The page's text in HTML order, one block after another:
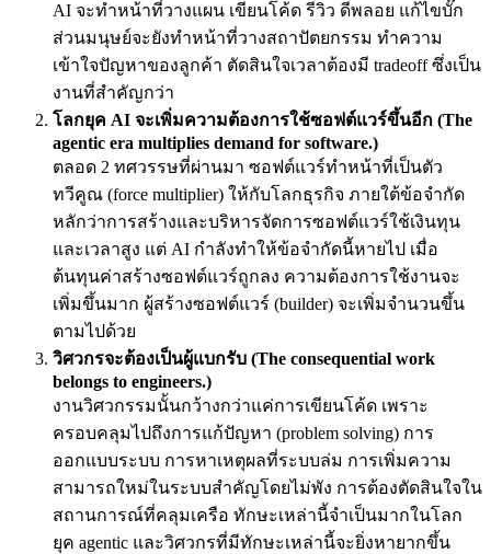
AI จะทำหน้าที่วางแผน เขียนโค้ด รีวิว ดีพลอย แก้ไขบั๊ก
ส่วนมนุษย์จะยังทำหน้าที่วางสถาปัตยกรรม ทำความ
เข้าใจปัญหาของลูกค้า ตัดสินใจเวลาต้องมี tradeoff ซึ่งเป็น
งานที่สำคัญกว่า
โลกยุค AI จะเพิ่มความต้องการใช้ซอฟต์แวร์ขึ้นอีก (The
agentic era multiplies demand for software.)
ตลอด 2 ทศวรรษที่ผ่านมา ซอฟต์แวร์ทำหน้าที่เป็นตัว
ทวีคูณ (force multiplier) ให้กับโลกธุรกิจ ภายใต้ข้อจำกัด
หลักว่าการสร้างและบริหารจัดการซอฟต์แวร์ใช้เงินทุน
และเวลาสูง แต่ AI กำลังทำให้ข้อจำกัดนี้หายไป เมื่อ
ต้นทุนค่าสร้างซอฟต์แวร์ถูกลง ความต้องการใช้งานจะ
เพิ่มขึ้นมาก ผู้สร้างซอฟต์แวร์ (builder) จะเพิ่มจำนวนขึ้น
ตามไปด้วย
วิศวกรจะต้องเป็นผู้แบกรับ (The consequential work
belongs to engineers.)
งานวิศวกรรมนั้นกว้างกว่าแค่การเขียนโค้ด เพราะ
ครอบคลุมไปถึงการแก้ปัญหา (problem solving) การ
ออกแบบระบบ การหาเหตุผลที่ระบบล่ม การเพิ่มความ
สามารถใหม่ในระบบสำคัญโดยไม่พัง การต้องตัดสินใจใน
สถานการณ์ที่คลุมเครือ ทักษะเหล่านี้จำเป็นมากในโลก
ยุค agentic และวิศวกรที่มีทักษะเหล่านี้จะยิ่งหายากขึ้น